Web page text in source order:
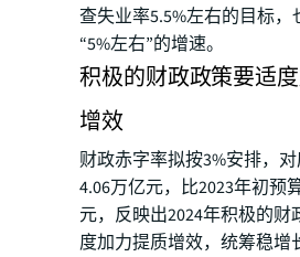
查失业率5.5%左右的目标，
“5%左右”的增速。
积极的财政政策要适
增效
财政赤字率拟按3%安排，
4.06万亿元，比2023年初预
元，反映出2024年积极的财
度加力提质增效，统筹稳增